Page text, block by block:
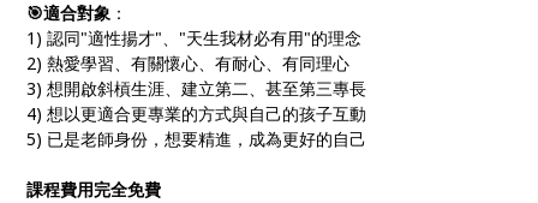
🎯適合對象 ：
1) 認同"適性揚才"、"天生我材必有用"的理念
2) 熱愛學習、有關懷心、有耐心、有同理心
3) 想開啟斜槓生涯、建立第二、甚至第三專長
4) 想以更適合更專業的方式與自己的孩子互動
5) 已是老師身份，想要精進，成為更好的自己
課程費用完全免費